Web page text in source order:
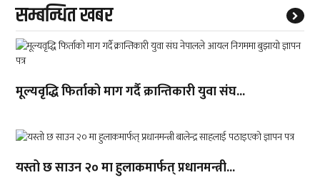
सम्बन्धित खबर
मूल्यवृद्धि फिर्ताको माग गर्दै क्रान्तिकारी युवा संघ...
यस्तो छ साउन २० मा हुलाकमार्फत् प्रधानमन्त्री...